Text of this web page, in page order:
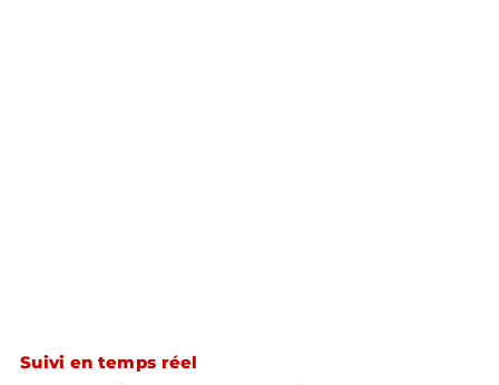
Suivi en temps réel